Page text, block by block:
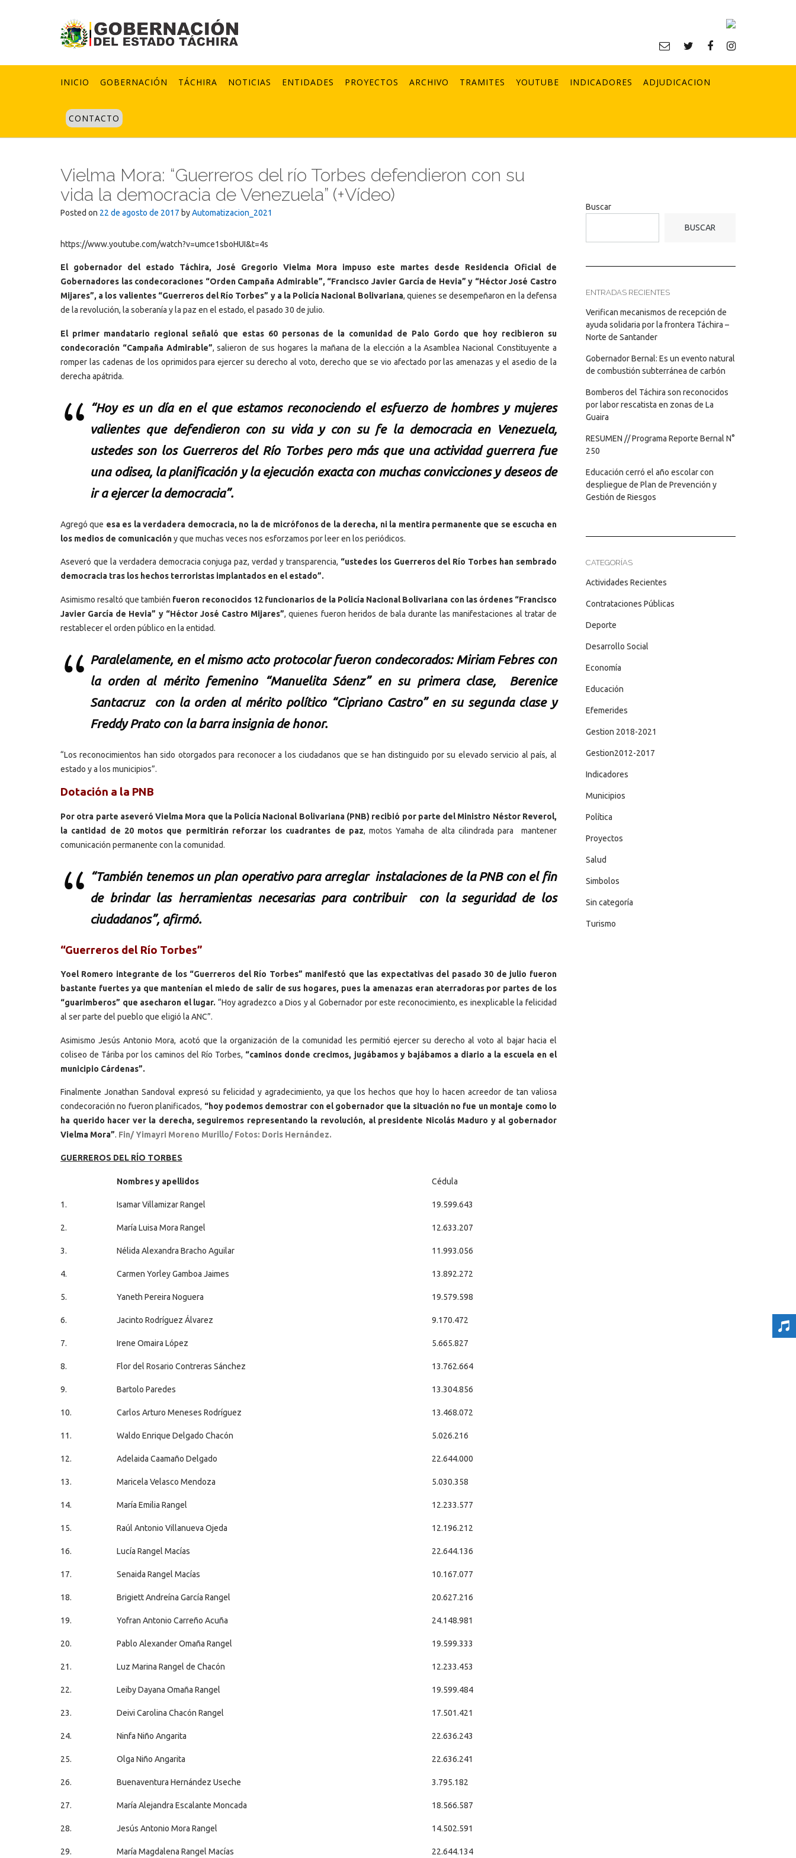
INICIO GOBERNACIÓN TÁCHIRA NOTICIAS ENTIDADES PROYECTOS ARCHIVO TRAMITES YOUTUBE INDICADORES ADJUDICACION
CONTACTO
Vielma Mora: “Guerreros del río Torbes defendieron con su
vida la democracia de Venezuela” (+Vídeo)
Posted on 22 de agosto de 2017 byAutomatizacion_2021
https://www.youtube.com/watch?v=umce1sboHUI&t=4s
El gobernador del estado Táchira, José Gregorio Vielma Mora impuso este martes desde Residencia Oficial de
Gobernadores las condecoraciones “Orden Campaña Admirable”, “Francisco Javier García de Hevia” y “Héctor José Castro
Mijares”, a los valientes “Guerreros del Río Torbes” y a la Policía Nacional Bolivariana, quienes se desempeñaron en la defensa
de la revolución, la soberanía y la paz en el estado, el pasado 30 de julio.
El primer mandatario regional señaló que estas 60 personas de la comunidad de Palo Gordo que hoy recibieron su
condecoración “Campaña Admirable”, salieron de sus hogares la mañana de la elección a la Asamblea Nacional Constituyente a
romper las cadenas de los oprimidos para ejercer su derecho al voto, derecho que se vio afectado por las amenazas y el asedio de la
derecha apátrida.
“Hoy es un día en el que estamos reconociendo el esfuerzo de hombres y mujeres
valientes que defendieron con su vida y con su fe la democracia en Venezuela,
ustedes son los Guerreros del Río Torbes pero más que una actividad guerrera fue
una odisea, la planificación y la ejecución exacta con muchas convicciones y deseos de
ir a ejercer la democracia”.
Agregó que esa es la verdadera democracia, no la de micrófonos de la derecha, ni la mentira permanente que se escucha en
los medios de comunicacióny que muchas veces nos esforzamos por leer en los periódicos.
Aseveró que la verdadera democracia conjuga paz, verdad y transparencia, “ustedes los Guerreros del Río Torbes han sembrado
democracia tras los hechos terroristas implantados en el estado”.
Asimismo resaltó que también fueron reconocidos 12 funcionarios de la Policía Nacional Bolivariana con las órdenes “Francisco
Javier García de Hevia” y “Héctor José Castro Mijares”, quienes fueron heridos de bala durante las manifestaciones al tratar de
restablecer el orden público en la entidad.
Paralelamente, en el mismo acto protocolar fueron condecorados: Miriam Febres con
la orden al mérito femenino “Manuelita Sáenz” en su primera clase, Berenice
Santacruz con la orden al mérito político “Cipriano Castro” en su segunda clase y
Freddy Prato con la barra insignia de honor.
“Los reconocimientos han sido otorgados para reconocer a los ciudadanos que se han distinguido por su elevado servicio al país, al
estado y a los municipios”.
Dotación a la PNB
Por otra parte aseveró Vielma Mora que la Policía Nacional Bolivariana (PNB) recibió por parte del Ministro Néstor Reverol,
la cantidad de 20 motos que permitirán reforzar los cuadrantes de paz, motos Yamaha de alta cilindrada para mantener
comunicación permanente con la comunidad.
“También tenemos un plan operativo para arreglar instalaciones de la PNB con el fin
de brindar las herramientas necesarias para contribuir con la seguridad de los
ciudadanos”, afirmó.
“Guerreros del Río Torbes”
Yoel Romero integrante de los “Guerreros del Río Torbes” manifestó que las expectativas del pasado 30 de julio fueron
bastante fuertes ya que mantenían el miedo de salir de sus hogares, pues la amenazas eran aterradoras por partes de los
“guarimberos” que asecharon el lugar. “Hoy agradezco a Dios y al Gobernador por este reconocimiento, es inexplicable la felicidad
al ser parte del pueblo que eligió la ANC”.
Asimismo Jesús Antonio Mora, acotó que la organización de la comunidad les permitió ejercer su derecho al voto al bajar hacia el
coliseo de Táriba por los caminos del Río Torbes, “caminos donde crecimos, jugábamos y bajábamos a diario a la escuela en el
municipio Cárdenas”.
Finalmente Jonathan Sandoval expresó su felicidad y agradecimiento, ya que los hechos que hoy lo hacen acreedor de tan valiosa
condecoración no fueron planificados, “hoy podemos demostrar con el gobernador que la situación no fue un montaje como lo
ha querido hacer ver la derecha, seguiremos representando la revolución, al presidente Nicolás Maduro y al gobernador
Vielma Mora”. Fin/ Yimayri Moreno Murillo/ Fotos: Doris Hernández.
GUERREROS DEL RÍO TORBES
Nombres y apellidos Cédula
1. Isamar Villamizar Rangel 19.599.643
2. María Luisa Mora Rangel 12.633.207
3. Nélida Alexandra Bracho Aguilar 11.993.056
4. Carmen Yorley Gamboa Jaimes 13.892.272
5. Yaneth Pereira Noguera 19.579.598
6. Jacinto Rodríguez Álvarez 9.170.472
7. Irene Omaira López 5.665.827
8. Flor del Rosario Contreras Sánchez 13.762.664
9. Bartolo Paredes 13.304.856
10. Carlos Arturo Meneses Rodríguez 13.468.072
11. Waldo Enrique Delgado Chacón 5.026.216
12. Adelaida Caamaño Delgado 22.644.000
13. Maricela Velasco Mendoza 5.030.358
14. María Emilia Rangel 12.233.577
15. Raúl Antonio Villanueva Ojeda 12.196.212
16. Lucía Rangel Macías 22.644.136
17. Senaida Rangel Macías 10.167.077
18. Brigiett Andreína García Rangel 20.627.216
19. Yofran Antonio Carreño Acuña 24.148.981
20. Pablo Alexander Omaña Rangel 19.599.333
21. Luz Marina Rangel de Chacón 12.233.453
22. Leiby Dayana Omaña Rangel 19.599.484
23. Deivi Carolina Chacón Rangel 17.501.421
24. Ninfa Niño Angarita 22.636.243
25. Olga Niño Angarita 22.636.241
26. Buenaventura Hernández Useche 3.795.182
27. María Alejandra Escalante Moncada 18.566.587
28. Jesús Antonio Mora Rangel 14.502.591
29. María Magdalena Rangel Macías 22.644.134
Buscar
BUSCAR
ENTRADAS RECIENTES
Verifican mecanismos de recepción de
ayuda solidaria por la frontera Táchira –
Norte de Santander
Gobernador Bernal: Es un evento natural
de combustión subterránea de carbón
Bomberos del Táchira son reconocidos
por labor rescatista en zonas de La
Guaira
RESUMEN // Programa Reporte Bernal N°
250
Educación cerró el año escolar con
despliegue de Plan de Prevención y
Gestión de Riesgos
CATEGORÍAS
Actividades Recientes
Contrataciones Públicas
Deporte
Desarrollo Social
Economía
Educación
Efemerides
Gestion 2018-2021
Gestion2012-2017
Indicadores
Municipios
Política
Proyectos
Salud
Simbolos
Sin categoría
Turismo